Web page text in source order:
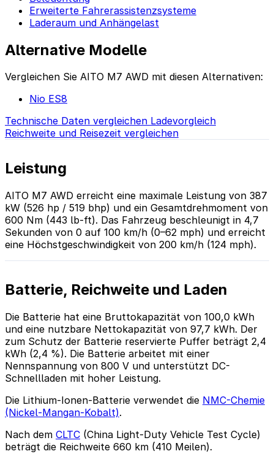
Erweiterte Fahrerassistenzsysteme
Laderaum und Anhängelast
Alternative Modelle
Vergleichen Sie AITO M7 AWD mit diesen Alternativen:
Nio ES8
Technische Daten vergleichen Ladevorgleich
Reichweite und Reisezeit vergleichen
Leistung
AITO M7 AWD erreicht eine maximale Leistung von 387
kW (526 hp / 519 bhp) und ein Gesamtdrehmoment von
600 Nm (443 lb-ft). Das Fahrzeug beschleunigt in 4,7
Sekunden von 0 auf 100 km/h (0–62 mph) und erreicht
eine Höchstgeschwindigkeit von 200 km/h (124 mph).
Batterie, Reichweite und Laden
Die Batterie hat eine Bruttokapazität von 100,0 kWh
und eine nutzbare Nettokapazität von 97,7 kWh. Der
zum Schutz der Batterie reservierte Puffer beträgt 2,4
kWh (2,4 %). Die Batterie arbeitet mit einer
Nennspannung von 800 V und unterstützt DC-
Schnellladen mit hoher Leistung.
Die Lithium-Ionen-Batterie verwendet die NMC-Chemie
(Nickel-Mangan-Kobalt).
Nach dem CLTC (China Light-Duty Vehicle Test Cycle)
beträgt die Reichweite 660 km (410 Meilen).